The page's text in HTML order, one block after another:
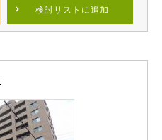
検討リスト に追加